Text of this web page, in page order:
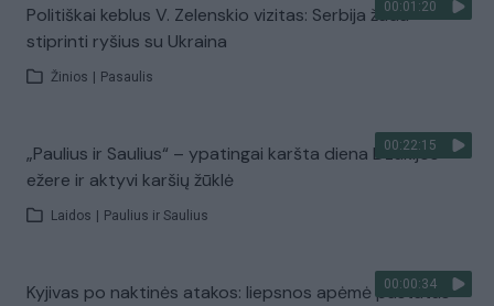
00:01:20
Politiškai keblus V. Zelenskio vizitas: Serbija žada
stiprinti ryšius su Ukraina
Žinios Pasaulis
00:22:15
„Paulius ir Saulius“ – ypatingai karšta diena Dzūkijos
ežere ir aktyvi karšių žūklė
Laidos Paulius ir Saulius
00:00:34
Kyjivas po naktinės atakos: liepsnos apėmė pastatus